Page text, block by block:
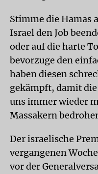
Stimme die Hamas
Israel den Job
oder auf die harte
bevorzuge den
haben diesen
gekämpft, damit
uns immer wieder
Massakern
Der israelische
vergangenen
vor der